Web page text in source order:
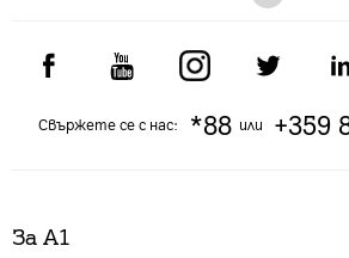
Свържете се с нас: *88или +359
За А1